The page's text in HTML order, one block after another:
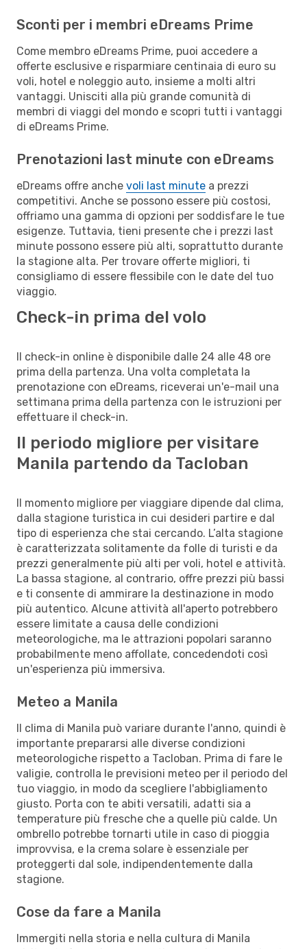
Sconti per i membri eDreams Prime
Come membro eDreams Prime, puoi accedere a
offerte esclusive e risparmiare centinaia di euro su
voli, hotel e noleggio auto, insieme a molti altri
vantaggi. Unisciti alla più grande comunità di
membri di viaggi del mondo e scopri tutti i vantaggi
di eDreams Prime.
Prenotazioni last minute con eDreams
eDreams offre anche voli last minute a prezzi
competitivi. Anche se possono essere più costosi,
offriamo una gamma di opzioni per soddisfare le tue
esigenze. Tuttavia, tieni presente che i prezzi last
minute possono essere più alti, soprattutto durante
la stagione alta. Per trovare offerte migliori, ti
consigliamo di essere flessibile con le date del tuo
viaggio.
Check-in prima del volo
Il check-in online è disponibile dalle 24 alle 48 ore
prima della partenza. Una volta completata la
prenotazione con eDreams, riceverai un'e-mail una
settimana prima della partenza con le istruzioni per
effettuare il check-in.
Il periodo migliore per visitare
Manila partendo da Tacloban
Il momento migliore per viaggiare dipende dal clima,
dalla stagione turistica in cui desideri partire e dal
tipo di esperienza che stai cercando. L’alta stagione
è caratterizzata solitamente da folle di turisti e da
prezzi generalmente più alti per voli, hotel e attività.
La bassa stagione, al contrario, offre prezzi più bassi
e ti consente di ammirare la destinazione in modo
più autentico. Alcune attività all'aperto potrebbero
essere limitate a causa delle condizioni
meteorologiche, ma le attrazioni popolari saranno
probabilmente meno affollate, concedendoti così
un'esperienza più immersiva.
Meteo a Manila
Il clima di Manila può variare durante l'anno, quindi è
importante prepararsi alle diverse condizioni
meteorologiche rispetto a Tacloban. Prima di fare le
valigie, controlla le previsioni meteo per il periodo del
tuo viaggio, in modo da scegliere l'abbigliamento
giusto. Porta con te abiti versatili, adatti sia a
temperature più fresche che a quelle più calde. Un
ombrello potrebbe tornarti utile in caso di pioggia
improvvisa, e la crema solare è essenziale per
proteggerti dal sole, indipendentemente dalla
stagione.
Cose da fare a Manila
Immergiti nella storia e nella cultura di Manila